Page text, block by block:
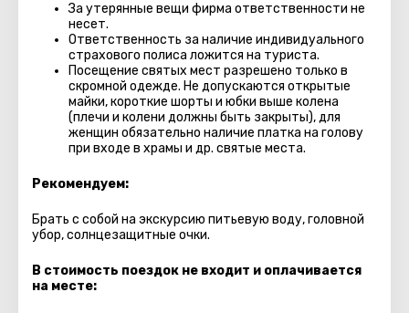
За утерянные вещи фирма ответственности не
несет.
Ответственность за наличие индивидуального
страхового полиса ложится на туриста.
Посещение святых мест разрешено только в
скромной одежде. Не допускаются открытые
майки, короткие шорты и юбки выше колена
(плечи и колени должны быть закрыты), для
женщин обязательно наличие платка на голову
при входе в храмы и др. святые места.
Рекомендуем:
Брать с собой на экскурсию питьевую воду, головной
убор, солнцезащитные очки.
В стоимость поездок не входит и оплачивается
на месте: